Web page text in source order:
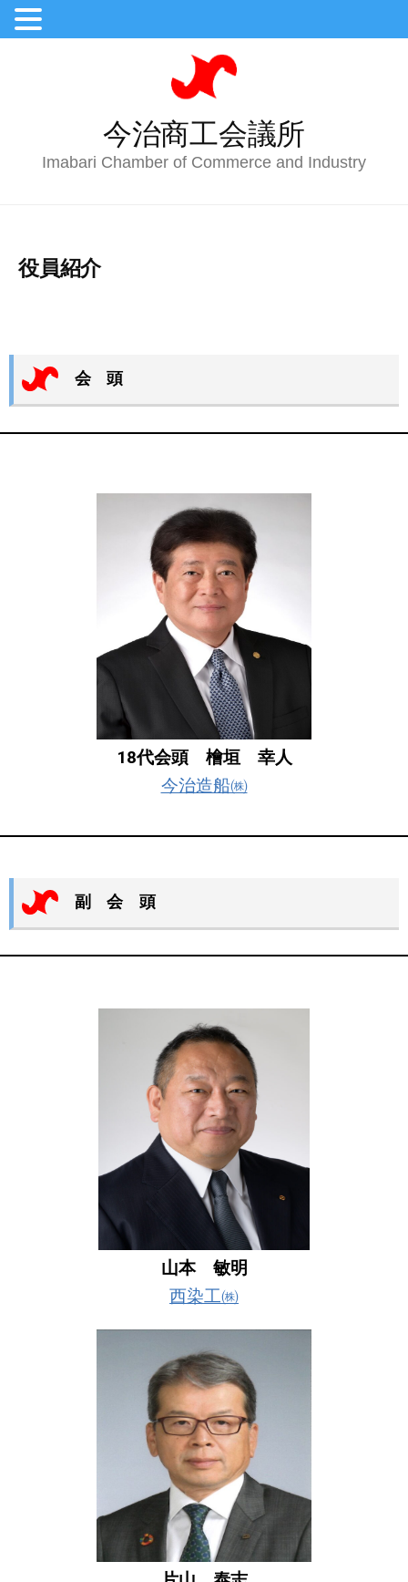
今治商工会議所
Imabari Chamber of Commerce and Industry
役員紹介
会 頭
18代会頭 檜垣 幸人
今治造船㈱
副 会 頭
山本 敏明
西染工㈱